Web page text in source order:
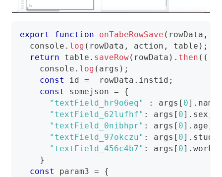
export function onTabeRowSave ( rowData ,
console . log ( rowData , action , table ) ;
return table . saveRow( rowData ) . then ( (
console . log ( args ) ;
const
id =
  rowData
. instid ;
const
somejson =
{
"textField_hr9o6eq"
: args [ 0] . name
"textField_62lufhf" : args [ 0] . sex
"textField_0nibhpr" : args [ 0] . age
"textField_97okczu" : args [ 0] . study
"textField_456c4b7" : args [ 0] . work
}
const
param3 =
{